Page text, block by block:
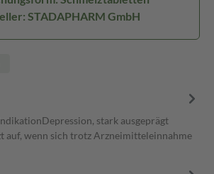
STADAPHARM GmbH
stark ausgeprägt
auf, wenn sich trotz Arzneimitteleinnahme